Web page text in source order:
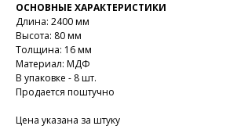
ОСНОВНЫЕ ХАРАКТЕРИСТИКИ
Длина: 2400 мм
Высота: 80 мм
Толщина: 16 мм
Материал: МДФ
В упаковке - 8 шт.
Продается поштучно
Цена указана за штуку